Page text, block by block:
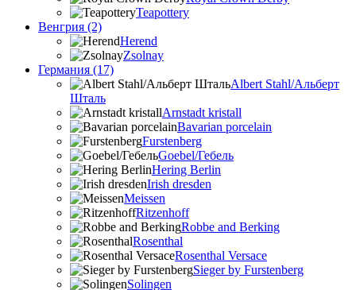
Teapottery
Венгрия (2)
Herend
Zsolnay
Германия (17)
Albert Stahl/Альбеpт
Шталь
Arnstadt kristall
Bavarian porcelain
Furstenberg
Goebel/Гебель
Hering Berlin
Irish dresden
Meissen
Ritzenhoff
Robbe and Berking
Rosenthal
Rosenthal Versace
Sieger by Furstenberg
Solingen